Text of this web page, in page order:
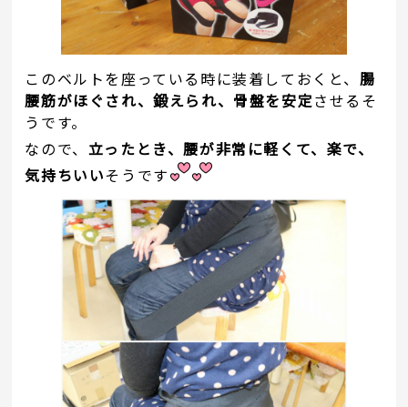
このベルトを座っている時に装着しておくと、 腸
腰筋がほぐされ、鍛えられ、骨盤を安定させるそ
うです。
なので、 立ったとき、腰が非常に軽くて、楽で、
気持ちいいそうです